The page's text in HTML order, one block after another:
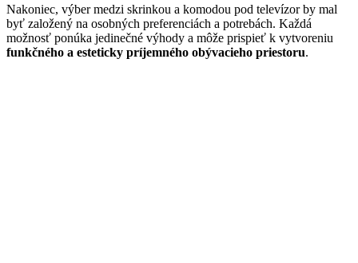
Nakoniec, výber medzi skrinkou a komodou pod televízor by mal
byť založený na osobných preferenciách a potrebách. Každá
možnosť ponúka jedinečné výhody a môže prispieť k vytvoreniu
funkčného a esteticky príjemného obývacieho priestoru.